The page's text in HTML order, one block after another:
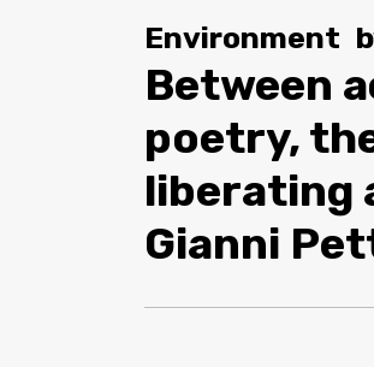
Environment
Between
poetry,
liberating
Gianni